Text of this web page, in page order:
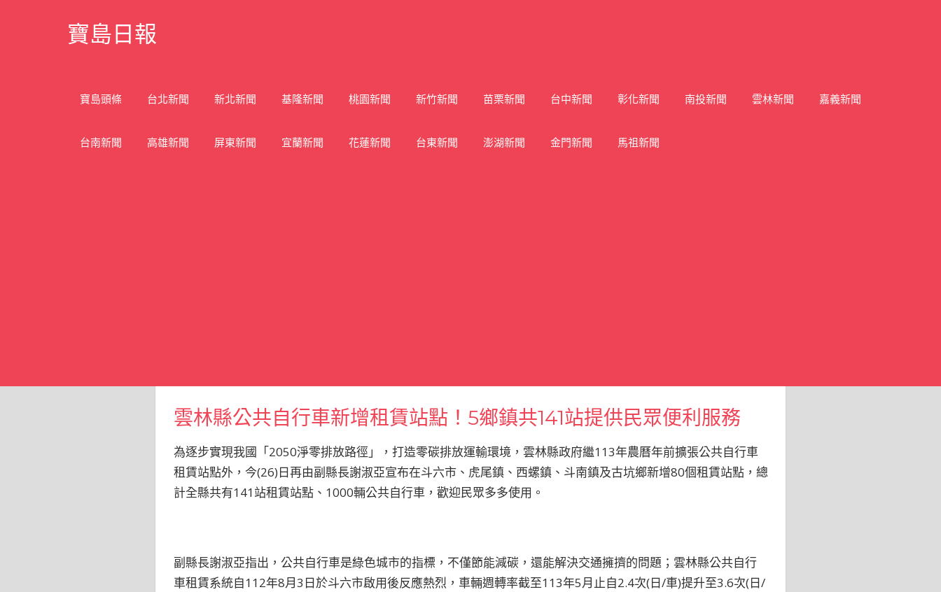
寶島日報
寶島頭條 台北新聞 新北新聞 基隆新聞 桃園新聞 新竹新聞 苗栗新聞 台中新聞 彰化新聞 南投新聞 雲林新聞 嘉義新聞
台南新聞 高雄新聞 屏東新聞 宜蘭新聞 花蓮新聞 台東新聞 澎湖新聞 金門新聞 馬祖新聞
雲林縣公共自行車新增租賃站點！5鄉鎮共141站提供民眾便利服務
為逐步實現我國「2050淨零排放路徑」，打造零碳排放運輸環境，雲林縣政府繼113年農曆年前擴張公共自行車
租賃站點外，今(26)日再由副縣長謝淑亞宣布在斗六市、虎尾鎮、西螺鎮、斗南鎮及古坑鄉新增80個租賃站點，總
計全縣共有141站租賃站點、1000輛公共自行車，歡迎民眾多多使用。
副縣長謝淑亞指出，公共自行車是綠色城市的指標，不僅節能減碳，還能解決交通擁擠的問題；雲林縣公共自行
車租賃系統自112年8月3日於斗六市啟用後反應熱烈，車輛週轉率截至113年5月止自2.4次(日/車)提升至3.6次(日/